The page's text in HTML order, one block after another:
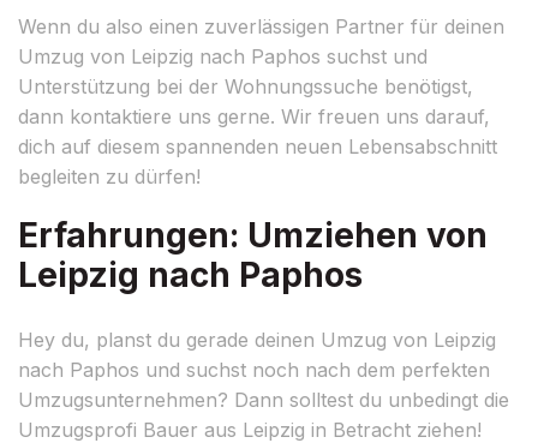
Wenn du also einen zuverlässigen Partner für deinen
Umzug von Leipzig nach Paphos suchst und
Unterstützung bei der Wohnungssuche benötigst,
dann kontaktiere uns gerne. Wir freuen uns darauf,
dich auf diesem spannenden neuen Lebensabschnitt
begleiten zu dürfen!
Erfahrungen: Umziehen von
Leipzig nach Paphos
Hey du, planst du gerade deinen Umzug von Leipzig
nach Paphos und suchst noch nach dem perfekten
Umzugsunternehmen? Dann solltest du unbedingt die
Umzugsprofi Bauer aus Leipzig in Betracht ziehen!